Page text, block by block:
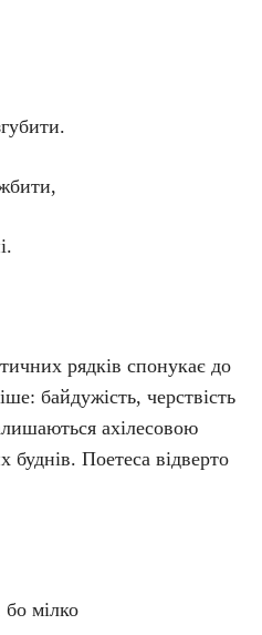
рядків спонукає до
байдужість, черствість
ахілесовою
Поетеса відверто
мілко